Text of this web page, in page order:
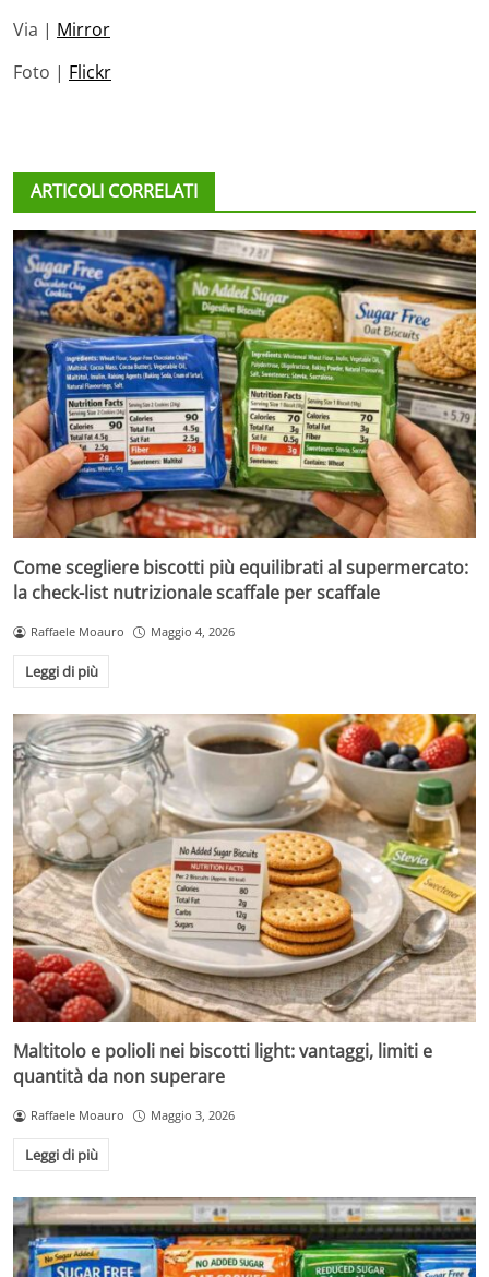
Via | Mirror
Foto | Flickr
ARTICOLI CORRELATI
Come scegliere biscotti più equilibrati al supermercato:
la check-list nutrizionale scaffale per scaffale
Raffaele Moauro Maggio 4, 2026
Leggi di più
Maltitolo e polioli nei biscotti light: vantaggi, limiti e
quantità da non superare
Raffaele Moauro Maggio 3, 2026
Leggi di più